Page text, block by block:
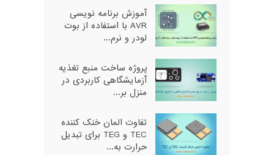
آموزش برنامه نویسی
AVR با استفاده از بوت
لودر و نرم...
پروژه ساخت منبع تغذیه
آزمایشگاهی کاربردی در
منزل بر...
تفاوت المان خنک کننده
TEC و TEG برای تبدیل
حرارت به...